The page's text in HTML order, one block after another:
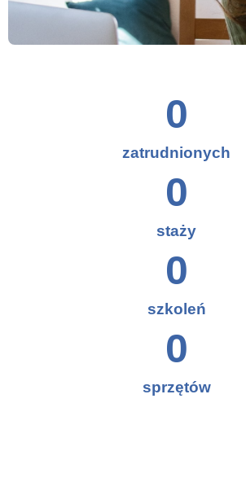
zatrudnionych
0
staży
0
szkoleń
0
sprzętów
0